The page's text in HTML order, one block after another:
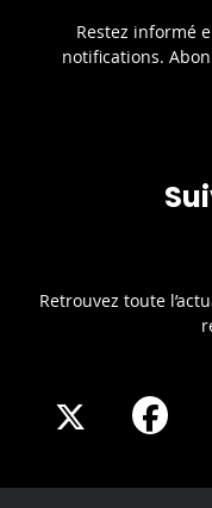
Restez informé
notifications.
Retrouvez toute
Share
X